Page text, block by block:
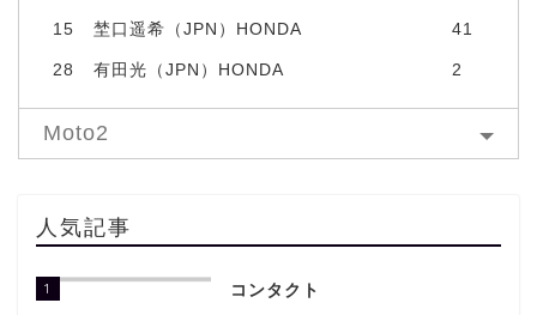
15 埜口遥希（JPN）HONDA 41
28 有田光（JPN）HONDA 2
Moto2
人気記事
1 コンタクト